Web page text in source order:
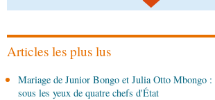
06-08-2026 15:30
lance la deuxième édition de la Grande
agricole du Congo
SociétéUMNG : 145 enseignants-
promus aux sessions du Cames
Articles les plus lus
Mariage de Junior Bongo et Julia Otto Mbongo :
sous les yeux de quatre chefs d'État